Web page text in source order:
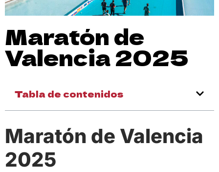
Maratón de
Valencia 2025
Tabla de contenidos
Maratón de Valencia
2025